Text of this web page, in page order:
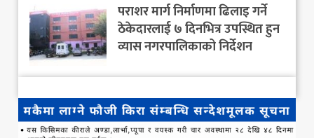
पराशर मार्ग निर्माणमा ढिलाइ गर्ने
ठेकेदारलाई ७ दिनभित्र उपस्थित हुन
व्यास नगरपालिकाको निर्देशन